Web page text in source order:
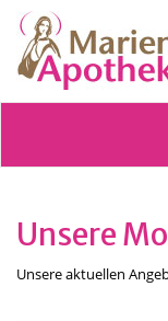
Unsere
Unsere aktuellen